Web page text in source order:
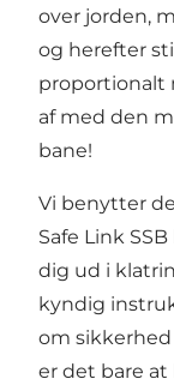
over jorden,
og herefter
proportionalt
af med den
bane!
Vi benytter
Safe Link
dig ud i
kyndig
om
er det bare at